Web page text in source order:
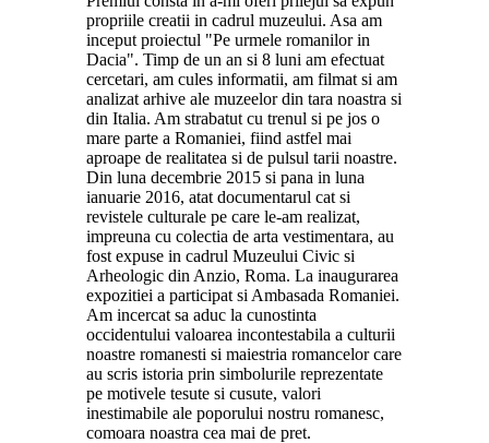
propriile creatii in cadrul muzeului. Asa am
inceput proiectul "Pe urmele romanilor in
Dacia". Timp de un an si 8 luni am efectuat
cercetari, am cules informatii, am filmat si am
analizat arhive ale muzeelor din tara noastra si
din Italia. Am strabatut cu trenul si pe jos o
mare parte a Romaniei, fiind astfel mai
aproape de realitatea si de pulsul tarii noastre.
Din luna decembrie 2015 si pana in luna
ianuarie 2016, atat documentarul cat si
revistele culturale pe care le-am realizat,
impreuna cu colectia de arta vestimentara, au
fost expuse in cadrul Muzeului Civic si
Arheologic din Anzio, Roma. La inaugurarea
expozitiei a participat si Ambasada Romaniei.
Am incercat sa aduc la cunostinta
occidentului valoarea incontestabila a culturii
noastre romanesti si maiestria romancelor care
au scris istoria prin simbolurile reprezentate
pe motivele tesute si cusute, valori
inestimabile ale poporului nostru romanesc,
comoara noastra cea mai de pret.